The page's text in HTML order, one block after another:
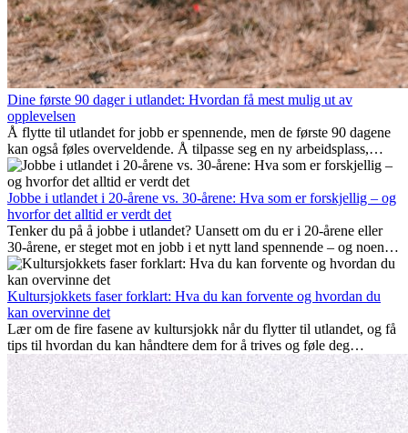
Dine første 90 dager i utlandet: Hvordan få mest mulig ut av
opplevelsen
Å flytte til utlandet for jobb er spennende, men de første 90 dagene
kan også føles overveldende. Å tilpasse seg en ny arbeidsplass,
bygge et sosialt liv, forstå lokal kultur og håndtere hjemlengsel er
alle deler av prosessen. Denne guiden for expats viser deg hvordan
du kan få mest mulig ut av de første månedene i utlandet, og sikre
både profesjonell suksess og personlig vekst.
Jobbe i utlandet i 20-årene vs. 30-årene: Hva som er forskjellig – og
hvorfor det alltid er verdt det
Tenker du på å jobbe i utlandet? Uansett om du er i 20-årene eller
30-årene, er steget mot en jobb i et nytt land spennende – og noen
ganger utfordrende. Mange lurer på om alder spiller en rolle.
Sannheten er at internasjonal erfaring alltid lønner seg. Den kan gi
karrieren et løft, fremme personlig vekst og gi verdifulle kulturelle
innblikk som kan forandre livet ditt.
Kultursjokkets faser forklart: Hva du kan forvente og hvordan du
kan overvinne det
Lær om de fire fasene av kultursjokk når du flytter til utlandet, og få
tips til hvordan du kan håndtere dem for å trives og føle deg
hjemme.